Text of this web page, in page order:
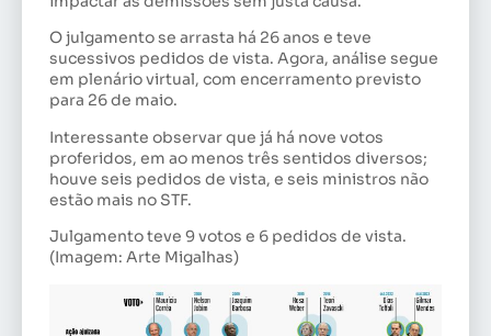
O julgamento se arrasta há 26 anos e teve
sucessivos pedidos de vista. Agora, análise segue
em plenário virtual, com encerramento previsto
para 26 de maio.
Interessante observar que já há nove votos
proferidos, em ao menos três sentidos diversos;
houve seis pedidos de vista, e seis ministros não
estão mais no STF.
Julgamento teve 9 votos e 6 pedidos de vista.
(Imagem: Arte Migalhas)